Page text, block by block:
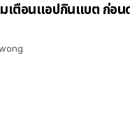
เตือนแอปกินแบต ก่อน